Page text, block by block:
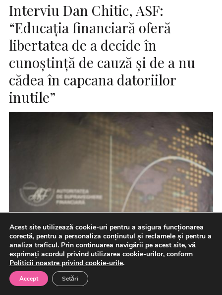
Interviu Dan Chitic, ASF:
“Educația financiară oferă
libertatea de a decide în
cunoștință de cauză și de a nu
cădea în capcana datoriilor
inutile”
Acest site utilizează cookie-uri pentru a asigura funcționarea
corectă, pentru a personaliza conținutul și reclamele și pentru a
analiza traficul. Prin continuarea navigării pe acest site, vă
exprimați acordul privind utilizarea cookie-urilor, conform
Politicii noastre privind cookie-urile.
Accept Setări